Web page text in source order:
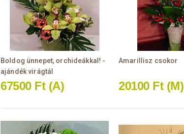
Boldog ünnepet, orchideákkal! -
ajándék virágtál
67500 Ft (A)
Amarillisz csokor
20100 Ft (M)